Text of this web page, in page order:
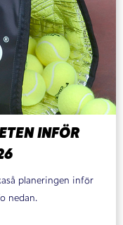
INFÖR
planeringen inför
nedan.